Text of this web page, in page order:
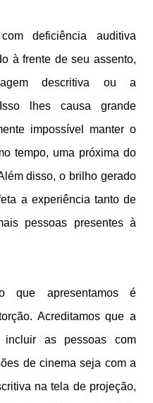
deficiência auditiva
à frente de seu assento,
descritiva ou a
lhes causa grande
impossível manter o
tempo, uma próxima do
disso, o brilho gerado
a experiência tanto de
pessoas presentes à
que apresentamos é
Acreditamos que a
incluir as pessoas com
de cinema seja com a
na tela de projeção,